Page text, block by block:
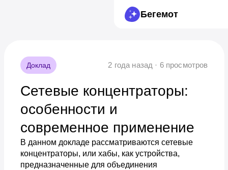
Бегемот
Доклад 2 года назад · 6 просмотров
Сетевые концентраторы:
особенности и
современное применение
В данном докладе рассматриваются сетевые
концентраторы, или хабы, как устройства,
предназначенные для объединения